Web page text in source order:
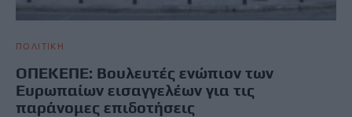
ΠΟΛΙΤΙΚΗ
ΟΠΕΚΕΠΕ: Βουλευτές ενώπιον των
Ευρωπαίων εισαγγελέων για τις
παράνομες επιδοτήσεις